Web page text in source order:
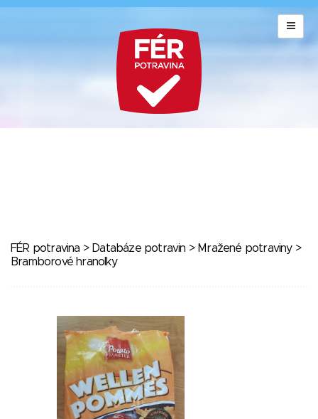
FÉR potravina > Databáze potravin > Mražené potraviny>
Bramborové hranolky